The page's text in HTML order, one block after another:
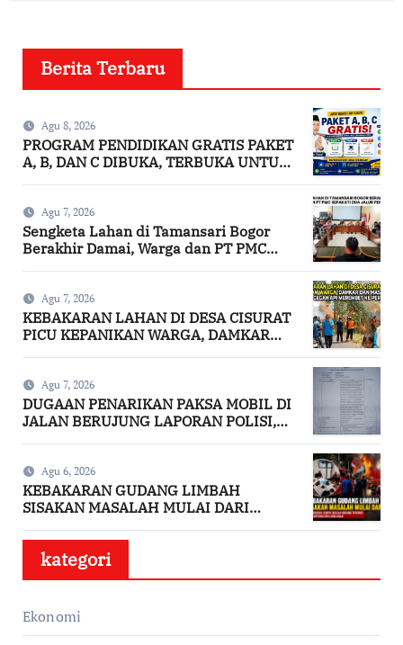
Berita Terbaru
Agu 8, 2026
PROGRAM PENDIDIKAN GRATIS PAKET
A, B, DAN C DIBUKA, TERBUKA UNTUK
Agu 7, 2026
Sengketa Lahan di Tamansari Bogor
Berakhir Damai, Warga dan PT PMC
Agu 7, 2026
KEBAKARAN LAHAN DI DESA CISURAT
PICU KEPANIKAN WARGA, DAMKAR
Agu 7, 2026
DUGAAN PENARIKAN PAKSA MOBIL DI
JALAN BERUJUNG LAPORAN POLISI,
Agu 6, 2026
KEBAKARAN GUDANG LIMBAH
SISAKAN MASALAH MULAI DARI
GUDANG TERSEBUT TAK KANTONGI
IZIN LINGKUNGAN
kategori
Ekonomi